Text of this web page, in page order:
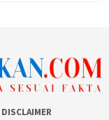
DISCLAIMER